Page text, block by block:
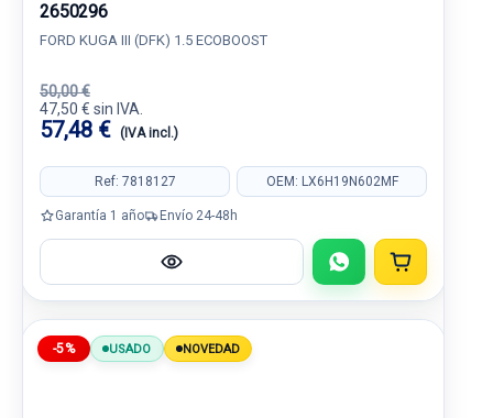
2650296
FORD KUGA III (DFK) 1.5 ECOBOOST
50,00 €
47,50 € sin IVA.
57,48 € (IVA incl.)
Ref: 7818127 OEM: LX6H19N602MF
Garantía 1 año Envío 24-48h
-5% USADO NOVEDAD